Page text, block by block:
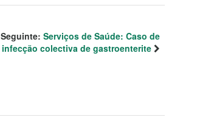
Seguinte: Serviços de Saúde: Caso de
infecção colectiva de gastroenterite